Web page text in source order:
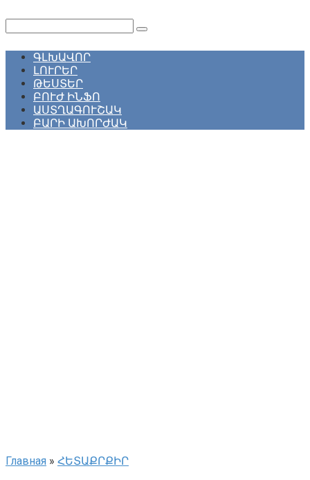
контенту
ԳԼԽԱՎՈՐ
ԼՈՒՐԵՐ
ԹԵՍՏԵՐ
ԲՈՒԺ ԻՆՖՈ
ԱՍՏՂԱԳՈՒՇԱԿ
ԲԱՐԻ ԱԽՈՐԺԱԿ
Главная » ՀԵՏԱՔՐՔԻՐ